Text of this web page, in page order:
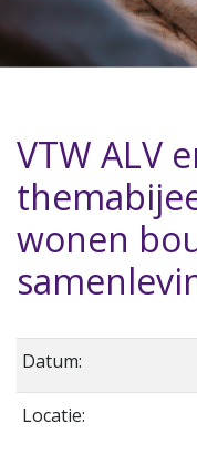
VTW ALV
wonen
Datum:
Locatie: